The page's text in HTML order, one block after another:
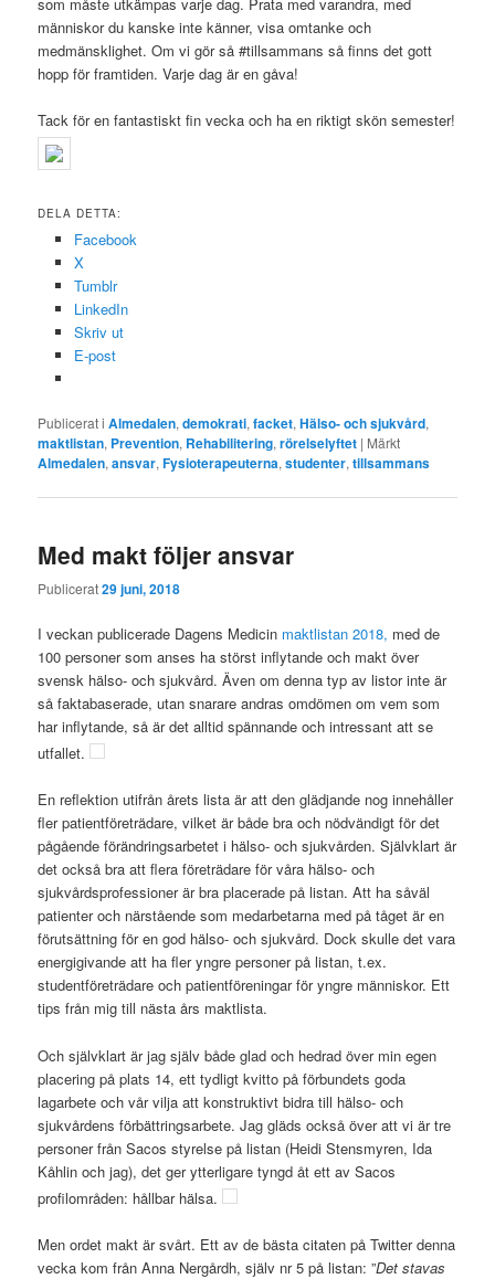
människor du kanske inte känner, visa omtanke och
medmänsklighet. Om vi gör så #tillsammans så finns det gott
hopp för framtiden. Varje dag är en gåva!
Tack för en fantastiskt fin vecka och ha en riktigt skön semester!
DELA DETTA:
Facebook
X
Tumblr
LinkedIn
Skriv ut
E-post
Publicerat i Almedalen,demokrati,facket,Hälso- och sjukvård,
maktlistan, Prevention, Rehabilitering,rörelselyftet | Märkt
Almedalen,ansvar,Fysioterapeuterna,studenter,tillsammans
Med makt följer ansvar
Publicerat29 juni, 2018
I veckan publicerade Dagens Medicin maktlistan 2018, med de
100 personer som anses ha störst inflytande och makt över
svensk hälso- och sjukvård. Även om denna typ av listor inte är
så faktabaserade, utan snarare andras omdömen om vem som
har inflytande, så är det alltid spännande och intressant att se
utfallet.
En reflektion utifrån årets lista är att den glädjande nog innehåller
fler patientföreträdare, vilket är både bra och nödvändigt för det
pågående förändringsarbetet i hälso- och sjukvården. Självklart är
det också bra att flera företrädare för våra hälso- och
sjukvårdsprofessioner är bra placerade på listan. Att ha såväl
patienter och närstående som medarbetarna med på tåget är en
förutsättning för en god hälso- och sjukvård. Dock skulle det vara
energigivande att ha fler yngre personer på listan, t.ex.
studentföreträdare och patientföreningar för yngre människor. Ett
tips från mig till nästa års maktlista.
Och självklart är jag själv både glad och hedrad över min egen
placering på plats 14, ett tydligt kvitto på förbundets goda
lagarbete och vår vilja att konstruktivt bidra till hälso- och
sjukvårdens förbättringsarbete. Jag gläds också över att vi är tre
personer från Sacos styrelse på listan (Heidi Stensmyren, Ida
Kåhlin och jag), det ger ytterligare tyngd åt ett av Sacos
profilområden: hållbar hälsa.
Men ordet makt är svårt. Ett av de bästa citaten på Twitter denna
vecka kom från Anna Nergårdh, själv nr 5 på listan: ”Det stavas